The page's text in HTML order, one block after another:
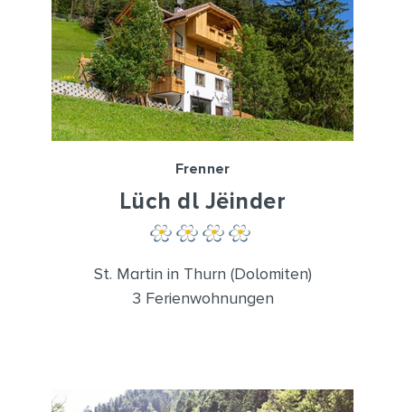
Frenner
Lüch dl Jëinder
St. Martin in Thurn (Dolomiten)
3 Ferienwohnungen